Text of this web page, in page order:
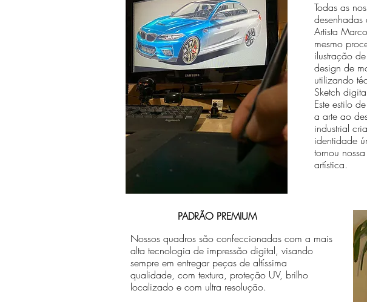
Todas as
Artista
mesmo
ilustração
design de
utilizando
Sketch
Este estilo
a arte ao
industrial
identidade
tornou
artística.
PADRÃO PREMIUM
Nossos quadros são confeccionadas com a mais
alta tecnologia de impressão digital, visando
sempre em entregar peças de altíssima
qualidade, com textura, proteção UV, brilho
localizado e com ultra resolução.